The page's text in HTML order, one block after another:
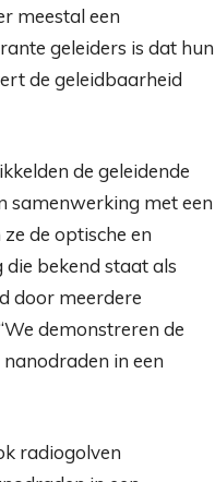
meestal een
geleiders is dat hun
de geleidbaarheid
de geleidende
samenwerking met een
de optische en
bekend staat als
door meerdere
demonstreren de
in een